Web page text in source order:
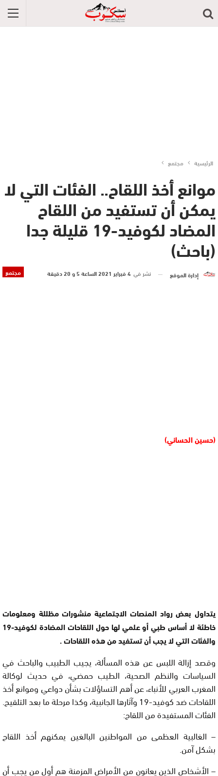
الرئيسية مجتمع
موانع أخذ اللقاح.. الفئات التي لا
يمكن أن تستفيد من اللقاح
المضاد لكوفيد-19 قليلة جدا
(باحث)
مجتمع إدارة الموقع نشر في 4 فبراير 2021 الساعة 5 و 20 دقيقة
(حسين الحساني)
يتداول بعض رواد المنصات الاجتماعية منشورات مظللة ومعلومات
خاطئة لا أساس طبي أو علمي لها حول اللقاحات المضادة لكوفيد-19
والفئات التي لا يجب أن تستفيد من هذه اللقاحات .
وقصد إزالة اللبس عن هذه المسألة، يجيب الطبيب والباحث في
السياسات والنظم الصحية، الطيب حمضي، في حديث لوكالة
المغرب العربي للأنباء، عن أهم التساؤلات بشأن دواعي وموانع أخذ
اللقاحات ضد كوفيد-19 وآثارها الجانبية، وكذا مرحلة ما بعد التلقيح.
الفئات المستفيدة من اللقاح:
– الغالبية العظمى من المواطنين البالغين يمكنهم أخذ اللقاح
بشكل آمن.
– الأشخاص الذين يعانون من الأمراض المزمنة هم أول من يجب أن